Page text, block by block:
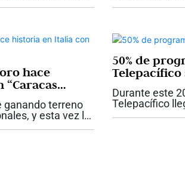
hace
ganando terreno
y esta vez lo
50% de
Telepacífico
Durante este
Telepacífico
parrilla de